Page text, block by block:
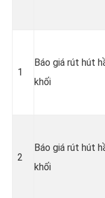
1
Báo giá rút hút
khối
2
Báo giá rút hút
khối